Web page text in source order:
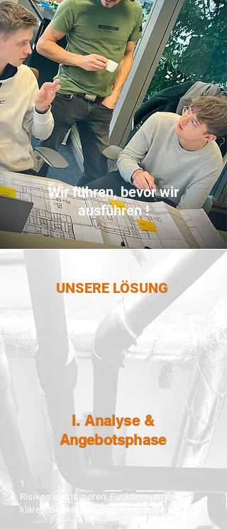
Wir führen, bevor wir
ausführen !
UNSERE LÖSUNG
I. Analyse &
Angebotsphase
1.
Risiken identifizieren, Funktionsumfang
klären, Schnittstellenmatrix erstellen.